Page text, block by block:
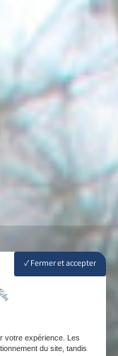
Fermer et accepter
votre expérience. Les
du site, tandis